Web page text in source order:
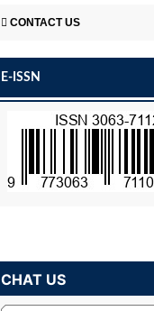
CONTACT US
E-ISSN
CHAT US